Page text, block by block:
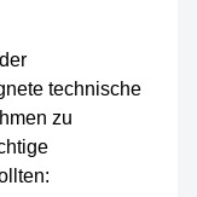
technische
zu